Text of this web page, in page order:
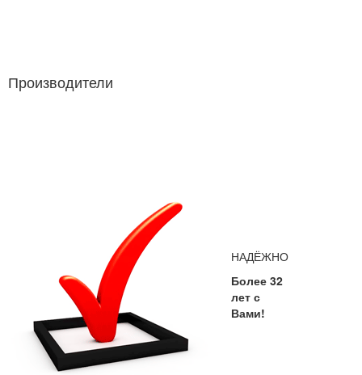
Производители
НАДЁЖНО
Более 32
лет с
Вами!